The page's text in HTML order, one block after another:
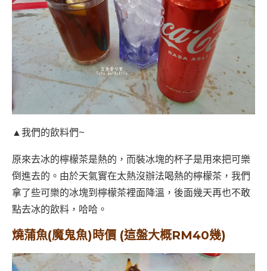
▲我們的飲料們~
原來去冰的檸檬茶是熱的，而裝冰塊的杯子是用來把可樂
倒進去的。由於天氣實在太熱沒辦法喝熱的檸檬茶，我們
拿了些可樂的冰塊到檸檬茶裡面降溫，後面幾天再也不敢
點去冰的飲料，哈哈。
燒蒲魚(魔鬼魚)時價 (這盤大概RM40幾)